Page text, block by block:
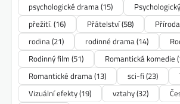
psychologické drama(15)
přežití. (16) Přátelství(58) Příroda
rodina(21) rodinné drama(14)
Rodinný film (51) Romantická komedie
Romantické drama(13) sci-fi (23)
Vizuální efekty(19) vztahy(32)